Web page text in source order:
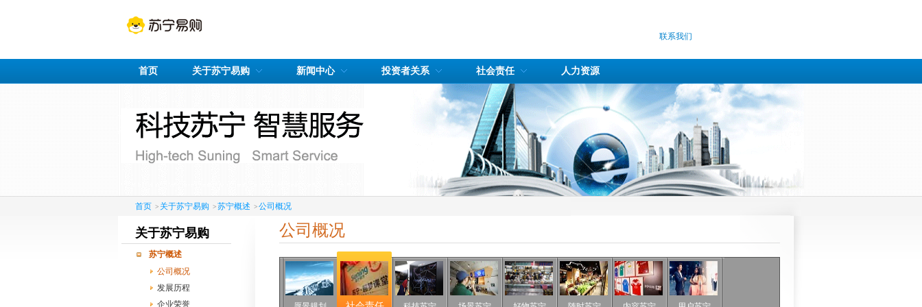
联系我们
首页 关于苏宁易购 新闻中心 投资者关系 社会责任 人力资源
首页 > 关于苏宁易购 >苏宁概述 >公司概况
关于苏宁易购
苏宁概述
公司概况
发展历程
企业荣誉
公司概况